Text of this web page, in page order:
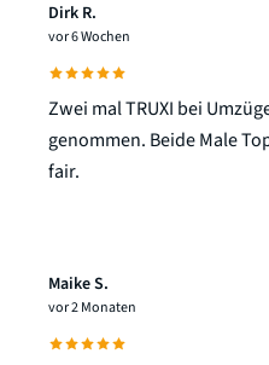
Dirk R.
vor 6 Wochen
Zwei mal TRUXI bei
genommen. Beide Male
fair.
Maike S.
vor 2 Monaten